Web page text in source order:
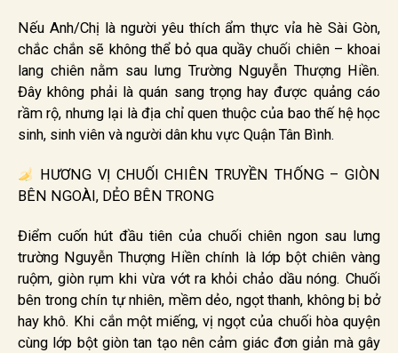
Nếu Anh/Chị là người yêu thích ẩm thực vỉa hè Sài Gòn,
chắc chắn sẽ không thể bỏ qua quầy chuối chiên – khoai
lang chiên nằm sau lưng Trường Nguyễn Thượng Hiền.
Đây không phải là quán sang trọng hay được quảng cáo
rầm rộ, nhưng lại là địa chỉ quen thuộc của bao thế hệ học
sinh, sinh viên và người dân khu vực Quận Tân Bình.
HƯƠNG VỊ CHUỐI CHIÊN TRUYỀN THỐNG – GIÒN
BÊN NGOÀI, DẺO BÊN TRONG
Điểm cuốn hút đầu tiên của chuối chiên ngon sau lưng
trường Nguyễn Thượng Hiền chính là lớp bột chiên vàng
ruộm, giòn rụm khi vừa vớt ra khỏi chảo dầu nóng. Chuối
bên trong chín tự nhiên, mềm dẻo, ngọt thanh, không bị bở
hay khô. Khi cắn một miếng, vị ngọt của chuối hòa quyện
cùng lớp bột giòn tan tạo nên cảm giác đơn giản mà gây